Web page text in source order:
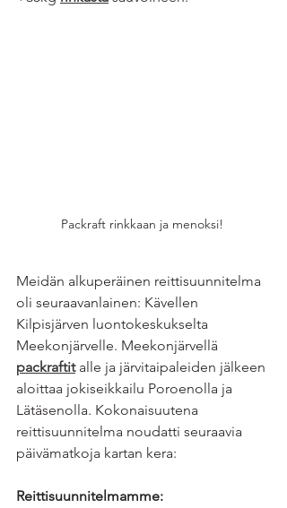
Packraft rinkkaan ja menoksi!
Meidän alkuperäinen reittisuunnitelma
oli seuraavanlainen: Kävellen
Kilpisjärven luontokeskukselta
Meekonjärvelle. Meekonjärvellä
packraftit alle ja järvitaipaleiden jälkeen
aloittaa jokiseikkailu Poroenolla ja
Lätäsenolla. Kokonaisuutena
reittisuunnitelma noudatti seuraavia
päivämatkoja kartan kera:
Reittisuunnitelmamme: